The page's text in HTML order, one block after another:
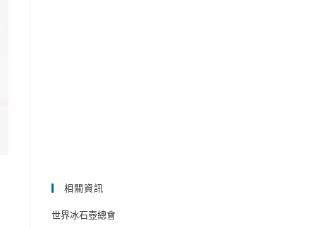
相關資訊
世界冰石壺總會